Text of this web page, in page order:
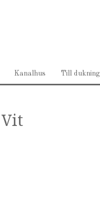
Kanalhus Till dukning
Vit